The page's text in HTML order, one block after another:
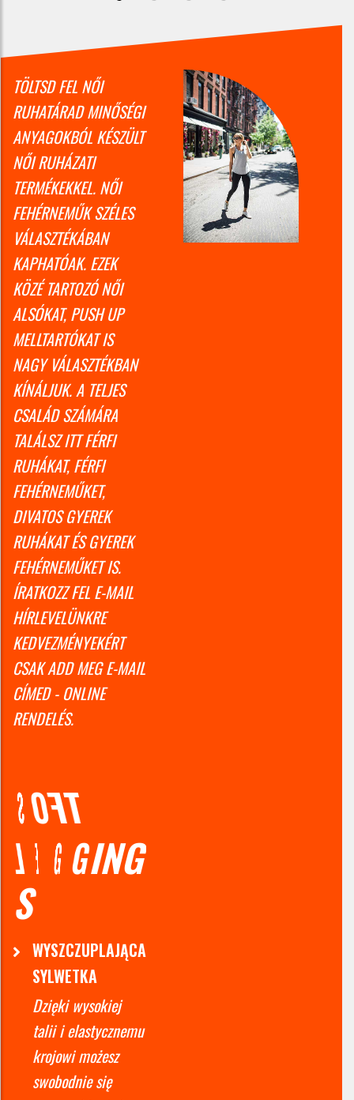
TÖLTSD FEL NŐI
RUHATÁRAD MINŐSÉGI
ANYAGOKBÓL KÉSZÜLT
NŐI RUHÁZATI
TERMÉKEKKEL. NŐI
FEHÉRNEMŰK SZÉLES
VÁLASZTÉKÁBAN
KAPHATÓAK. EZEK
KÖZÉ TARTOZÓ NŐI
ALSÓKAT, PUSH UP
MELLTARTÓKAT IS
NAGY VÁLASZTÉKBAN
KÍNÁLJUK. A TELJES
CSALÁD SZÁMÁRA
TALÁLSZ ITT FÉRFI
RUHÁKAT, FÉRFI
FEHÉRNEMŰKET,
DIVATOS GYEREK
RUHÁKAT ÉS GYEREK
FEHÉRNEMŰKET IS.
ÍRATKOZZ FEL E-MAIL
HÍRLEVELÜNKRE
KEDVEZMÉNYEKÉRT
CSAK ADD MEG E-MAIL
CÍMED - ONLINE
RENDELÉS.
S O FT
LE G G NG
S
WYSZCZUPLAJĄCA
SYLWETKA
Dzięki wysokiej
talii i elastycznemu
krojowi możesz
swobodnie się